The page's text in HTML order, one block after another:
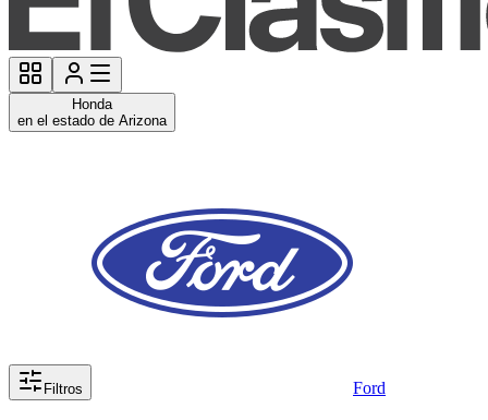
Honda
en el estado de Arizona
Filtros Ford